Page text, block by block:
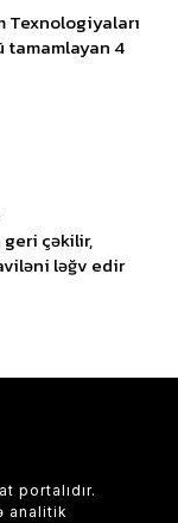
Texnologiyaları
tamamlayan 4
çəkilir,
ləğv edir
portalıdır.
analitik